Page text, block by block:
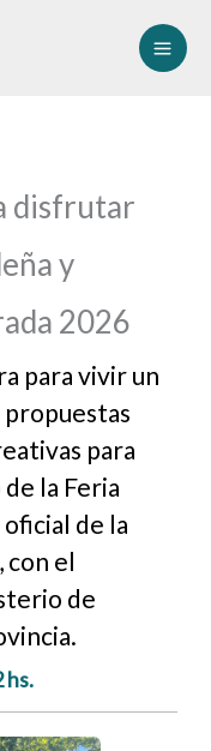
disfrutar
y
2026
para vivir un
propuestas
para
la Feria
de la
con el
de
hs.